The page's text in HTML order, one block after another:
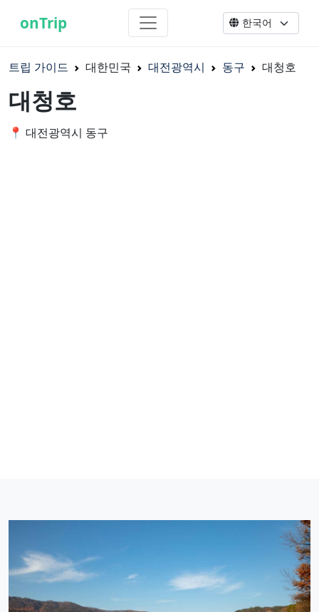
onTrip
트립 가이드 대한민국 대전광역시 동구 대청호
대청호
📍 대전광역시 동구